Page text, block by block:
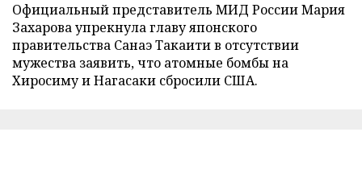
Официальный представитель МИД России Мария
Захарова упрекнула главу японского
правительства Санаэ Такаити в отсутствии
мужества заявить, что атомные бомбы на
Хиросиму и Нагасаки сбросили США.